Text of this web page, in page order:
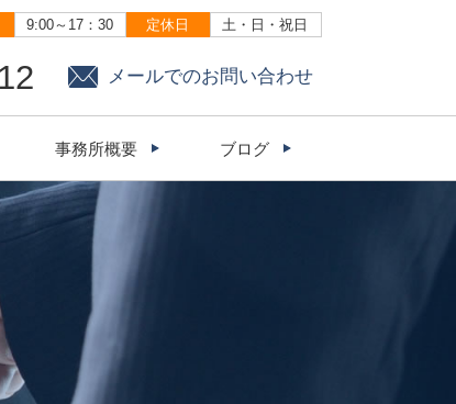
9:00～17：30 定休日 土・日・祝日
メールでのお問い合わせ
事務所概要 ブログ